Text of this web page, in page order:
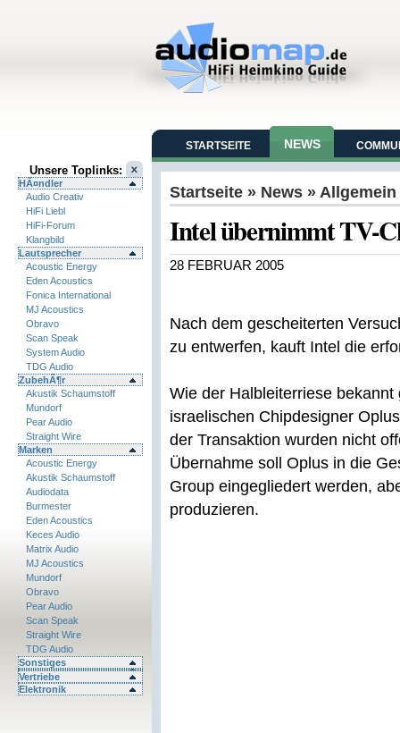
Unsere Toplinks:
HÃ¤ndler
Audio Creativ
HiFi Liebl
HiFi-Forum
Klangbild
Lautsprecher
Acoustic Energy
Eden Acoustics
Fonica International
MJ Acoustics
Obravo
Scan Speak
System Audio
TDG Audio
ZubehÃ¶r
Akustik Schaumstoff
Mundorf
Pear Audio
Straight Wire
Marken
Acoustic Energy
Akustik Schaumstoff
Audiodata
Burmester
Eden Acoustics
Keces Audio
Matrix Audio
MJ Acoustics
Mundorf
Obravo
Pear Audio
Scan Speak
Straight Wire
TDG Audio
Sonstiges
Vertriebe
Elektronik
STARTSEITE NEWS
Startseite » News » Allgemein
Intel übernimmt TV-
28 FEBRUAR 2005
Nach dem gescheiterten
zu entwerfen, kauft Intel die
Wie der Halbleiterriese
israelischen Chipdesigner
der Transaktion wurden nicht
Übernahme soll Oplus in die
Group eingegliedert werden,
produzieren.